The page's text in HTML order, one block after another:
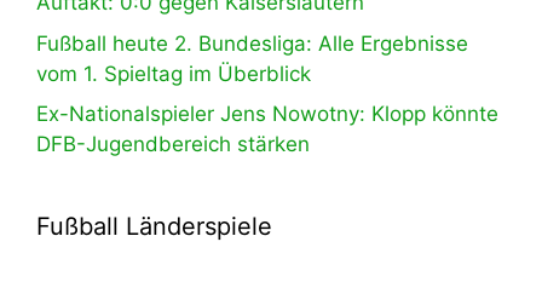
Fußball heute 2. Bundesliga: Alle Ergebnisse
vom 1. Spieltag im Überblick
Ex-Nationalspieler Jens Nowotny: Klopp könnte
DFB-Jugendbereich stärken
Fußball Länderspiele